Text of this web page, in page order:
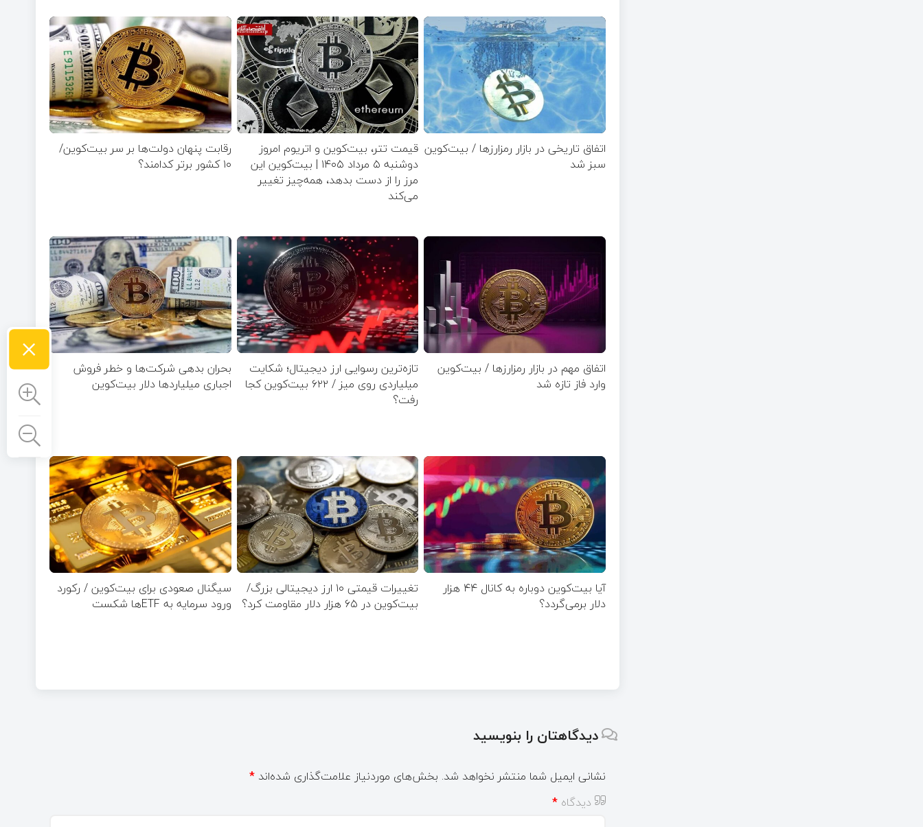
اتفاق تاریخی در بازار رمزارزها / بیت‌کوین
سبز شد
قیمت تتر، بیت‌کوین و اتریوم امروز
دوشنبه ۵ مرداد ۱۴۰۵ | بیت‌کوین این
مرز را از دست بدهد، همه‌چیز تغییر
می‌کند
رقابت پنهان دولت‌ها بر سر بیت‌کوین/
۱۰ کشور برتر کدامند؟
اتفاق مهم در بازار رمزارزها / بیت‌کوین
وارد فاز تازه شد
تازه‌ترین رسوایی ارز دیجیتال؛ شکایت
میلیاردی روی میز / ۶۲۲ بیت‌کوین کجا
رفت؟
بحران بدهی شرکت‌ها و خطر فروش
اجباری میلیاردها دلار بیت‌کوین
آیا بیت‌کوین دوباره به کانال ۴۴ هزار
دلار برمی‌گردد؟
تغییرات قیمتی ۱۰ ارز دیجیتالی بزرگ/
بیت‌کوین در ۶۵ هزار دلار مقاومت کرد؟
سیگنال صعودی برای بیت‌کوین / رکورد
ورود سرمایه به ETFها شکست
دیدگاهتان را بنویسید
نشانی ایمیل شما منتشر نخواهد شد. بخش‌های موردنیاز علامت‌گذاری شده‌اند *
دیدگاه *
×